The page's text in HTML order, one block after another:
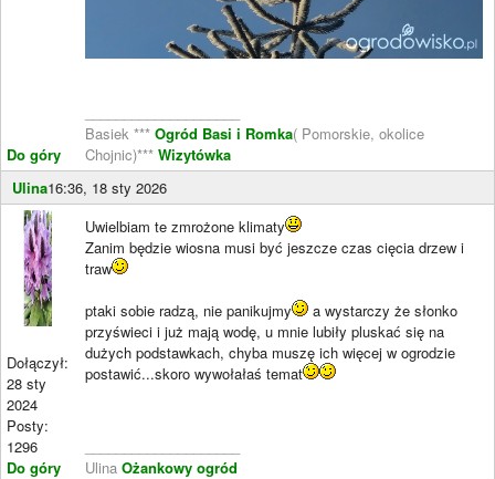
Do góry
Basiek *** Ogród Basi i Romka( Pomorskie, okolice
Chojnic)*** Wizytówka
Ulina16:36, 18 sty 2026
Dołączył:
28 sty
2024
Posty:
1296
Do góry
Uwielbiam te zmrożone klimaty
Zanim będzie wiosna musi być jeszcze czas cięcia drzew i
traw
ptaki sobie radzą, nie panikujmy
a wystarczy że słonko
przyświeci i już mają wodę, u mnie lubiły pluskać się na
dużych podstawkach, chyba muszę ich więcej w ogrodzie
postawić...skoro wywołałaś temat
Ulina Ożankowy ogród